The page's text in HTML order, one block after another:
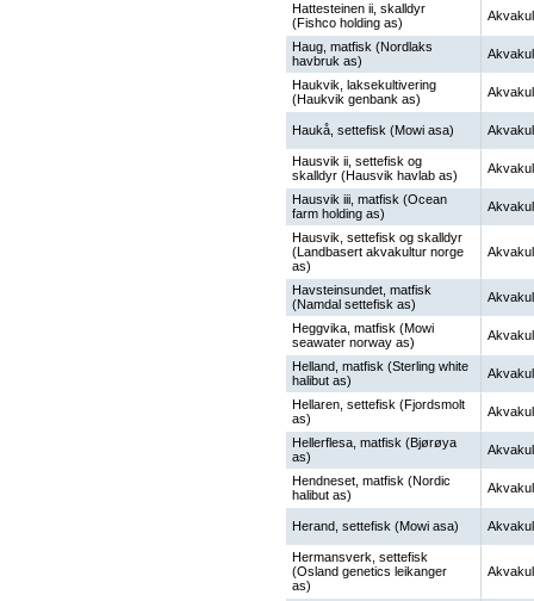
Hattesteinen ii, skalldyr
(Fishco holding as)
Haug, matfisk (Nordlaks
havbruk as)
Haukvik, laksekultivering
(Haukvik genbank as)
Haukå, settefisk (Mowi asa)
Hausvik ii, settefisk og
skalldyr (Hausvik havlab as)
Hausvik iii, matfisk (Ocean
farm holding as)
Hausvik, settefisk og skalldyr
(Landbasert akvakultur norge
as)
Havsteinsundet, matfisk
(Namdal settefisk as)
Heggvika, matfisk (Mowi
seawater norway as)
Helland, matfisk (Sterling white
halibut as)
Hellaren, settefisk (Fjordsmolt
as)
Hellerflesa, matfisk (Bjørøya
as)
Hendneset, matfisk (Nordic
halibut as)
Herand, settefisk (Mowi asa)
Hermansverk, settefisk
(Osland genetics leikanger
as)